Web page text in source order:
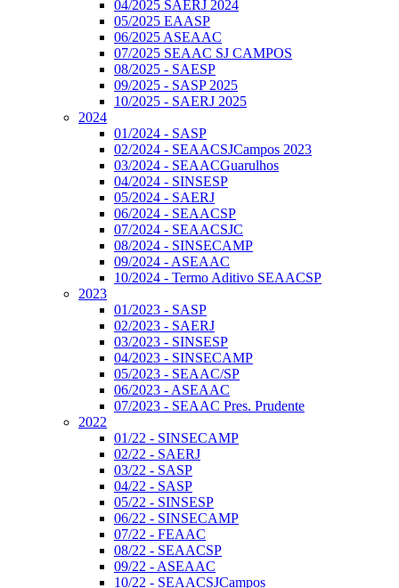
04/2025 SAERJ 2024
05/2025 EAASP
06/2025 ASEAAC
07/2025 SEAAC SJ CAMPOS
08/2025 - SAESP
09/2025 - SASP 2025
10/2025 - SAERJ 2025
2024
01/2024 - SASP
02/2024 - SEAACSJCampos 2023
03/2024 - SEAACGuarulhos
04/2024 - SINSESP
05/2024 - SAERJ
06/2024 - SEAACSP
07/2024 - SEAACSJC
08/2024 - SINSECAMP
09/2024 - ASEAAC
10/2024 - Termo Aditivo SEAACSP
2023
01/2023 - SASP
02/2023 - SAERJ
03/2023 - SINSESP
04/2023 - SINSECAMP
05/2023 - SEAAC/SP
06/2023 - ASEAAC
07/2023 - SEAAC Pres. Prudente
2022
01/22 - SINSECAMP
02/22 - SAERJ
03/22 - SASP
04/22 - SASP
05/22 - SINSESP
06/22 - SINSECAMP
07/22 - FEAAC
08/22 - SEAACSP
09/22 - ASEAAC
10/22 - SEAACSJCampos